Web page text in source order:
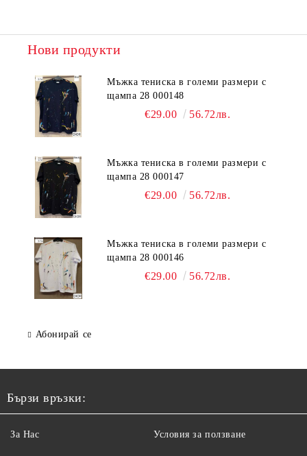
Нови продукти
Мъжка тениска в големи размери с
щампа 28 000148
€29.00 56.72лв.
Мъжка тениска в големи размери с
щампа 28 000147
€29.00 56.72лв.
Мъжка тениска в големи размери с
щампа 28 000146
€29.00 56.72лв.
Абонирай се
Бързи връзки:
За Нас Условия за ползване